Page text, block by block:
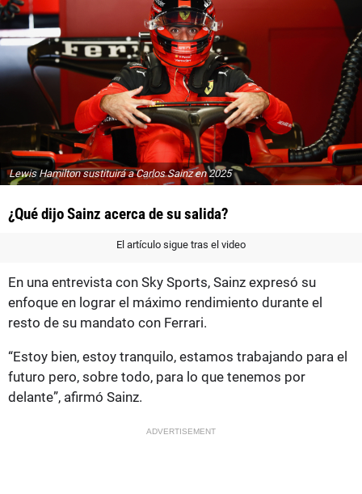
Lewis Hamilton sustituirá a Carlos Sainz en 2025
¿Qué dijo Sainz acerca de su salida?
El artículo sigue tras el video
En una entrevista con Sky Sports, Sainz expresó su
enfoque en lograr el máximo rendimiento durante el
resto de su mandato con Ferrari.
“Estoy bien, estoy tranquilo, estamos trabajando para el
futuro pero, sobre todo, para lo que tenemos por
delante”, afirmó Sainz.
ADVERTISEMENT